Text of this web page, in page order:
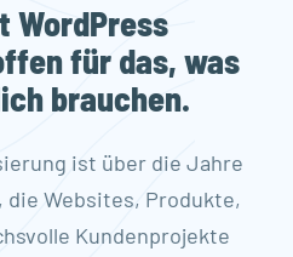
WordPress
für das, was
brauchen.
ist über die Jahre
Websites, Produkte,
Kundenprojekte